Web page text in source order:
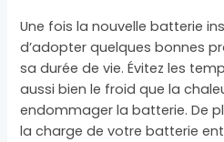
Une fois la nouvelle batterie
d’adopter quelques bonnes
sa durée de vie. Évitez les
aussi bien le froid que la
endommager la batterie. De
la charge de votre batterie